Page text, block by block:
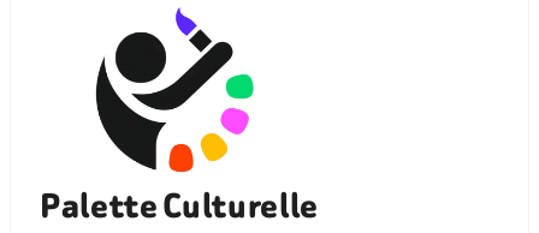
Palette Culturelle